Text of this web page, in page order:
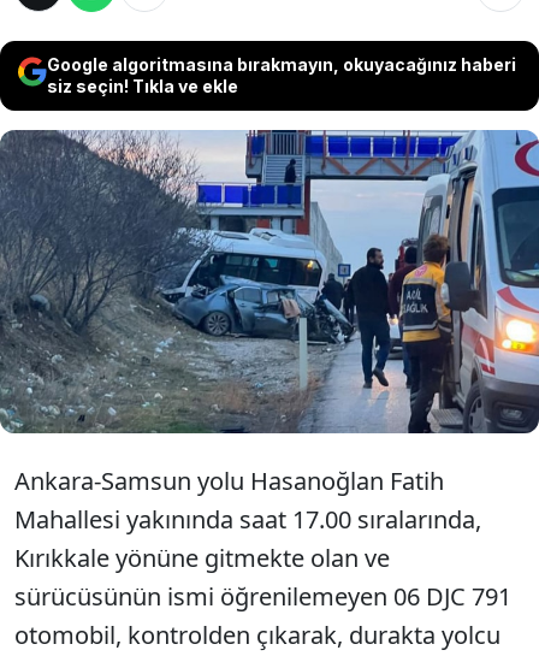
Google algoritmasına bırakmayın, okuyacağınız haberi
siz seçin! Tıkla ve ekle
Ankara'nın Elmadağ ilçesinde,
otomobilin yolcu indiren midibüs ve
çekiciye çarptığı kazada 21 kişi
yaralandı.
Ankara-Samsun yolu Hasanoğlan Fatih
Mahallesi yakınında saat 17.00 sıralarında,
Kırıkkale yönüne gitmekte olan ve
sürücüsünün ismi öğrenilemeyen 06 DJC 791
otomobil, kontrolden çıkarak, durakta yolcu